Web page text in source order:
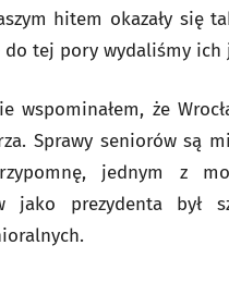
hitem okazały się
do tej pory wydaliśmy ich
wspominałem, że
Sprawy seniorów są
jednym z
jako prezydenta był